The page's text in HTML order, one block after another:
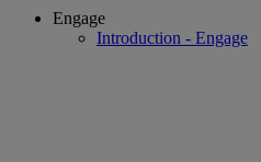
Engage
Introduction - Engage